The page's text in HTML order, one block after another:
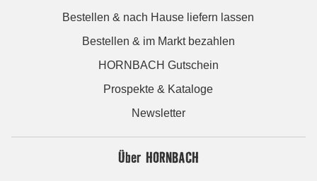
Bestellen & nach Hause liefern lassen
Bestellen & im Markt bezahlen
HORNBACH Gutschein
Prospekte & Kataloge
Newsletter
Über HORNBACH